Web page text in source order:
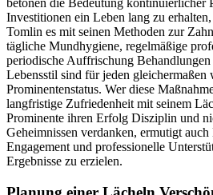
betonen die Bedeutung kontinuierlicher
Investitionen ein Leben lang zu
Tomlin es mit seinen Methoden zur
tägliche Mundhygiene, regelmäßige
periodische Auffrischung Behandlungen
Lebensstil sind für jeden
Prominentenstatus. Wer diese
langfristige Zufriedenheit mit seinem
Prominente ihren Erfolg Disziplin und
Geheimnissen verdanken, ermutigt
Engagement und professionelle
Ergebnisse zu erzielen.